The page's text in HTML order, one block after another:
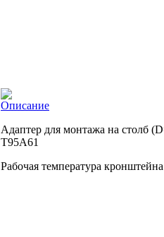
Описание
Адаптер для монтажа на столб
T95A61
Рабочая температура